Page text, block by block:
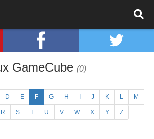
GameCube (0)
D E F G H J K L M
R S T U V W X Y Z